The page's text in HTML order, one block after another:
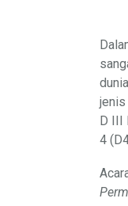
jenis
D III
4